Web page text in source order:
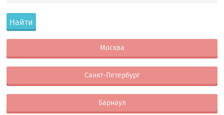
Найти
Москва
Санкт-Петербург
Барнаул